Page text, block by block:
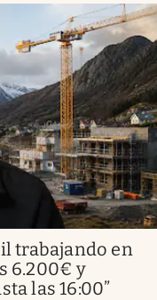
trabajando en
6.200€ y
las 16:00”